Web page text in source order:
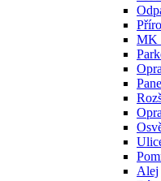
MK
Alej